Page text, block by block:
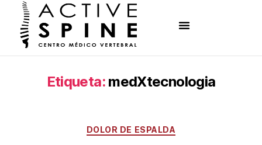
Etiqueta: medXtecnologia
DOLOR DE ESPALDA